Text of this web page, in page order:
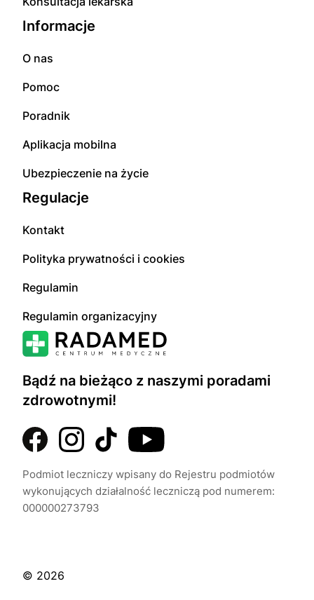
Bądź na bieżąco z naszymi poradami
zdrowotnymi!
Podmiot leczniczy wpisany do Rejestru podmiotów
wykonujących działalność leczniczą pod numerem:
000000273793
Informacje
O nas
Pomoc
Poradnik
Aplikacja mobilna
Ubezpieczenie na życie
Regulacje
Kontakt
Polityka prywatności i cookies
Regulamin
Regulamin organizacyjny
© 2026